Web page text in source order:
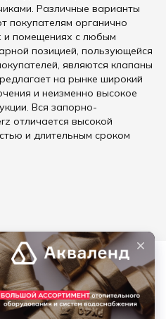
Различные варианты
покупателям органично
и ​​помещениях с любым
позицией, пользующейся
являются клапаны
на рынке широкий
и неизменно высокое
Вся запорно-
отличается высокой
и длительным сроком
7768
информация
сайта